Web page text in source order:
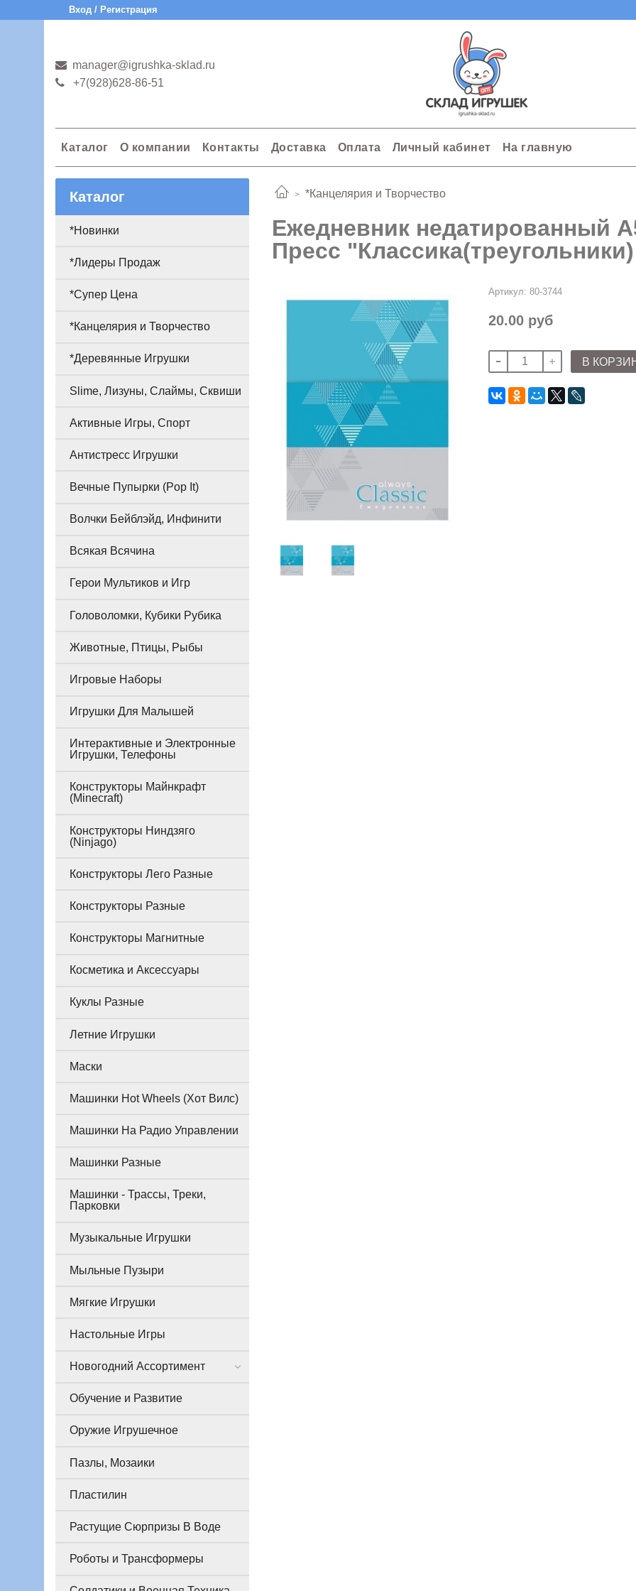
Вход / Регистрация
manager@igrushka-sklad.ru
+7(928)628-86-51
Каталог О компании Контакты Доставка Оплата Личный кабинет На главную
*Канцелярия и Творчество
Ежедневник недатированный
Пресс
Артикул: 80-3744
20.00 руб
В
Каталог
*Новинки
*Лидеры Продаж
*Супер Цена
*Канцелярия и Творчество
*Деревянные Игрушки
Slime, Лизуны, Слаймы, Сквиши
Активные Игры, Спорт
Антистресс Игрушки
Вечные Пупырки (Pop It)
Волчки Бейблэйд, Инфинити
Всякая Всячина
Герои Мультиков и Игр
Головоломки, Кубики Рубика
Животные, Птицы, Рыбы
Игровые Наборы
Игрушки Для Малышей
Интерактивные и Электронные
Игрушки, Телефоны
Конструкторы Майнкрафт
(Minecraft)
Конструкторы Ниндзяго
(Ninjago)
Конструкторы Лего Разные
Конструкторы Разные
Конструкторы Магнитные
Косметика и Аксессуары
Куклы Разные
Летние Игрушки
Маски
Машинки Hot Wheels (Хот Вилс)
Машинки На Радио Управлении
Машинки Разные
Машинки - Трассы, Треки,
Парковки
Музыкальные Игрушки
Мыльные Пузыри
Мягкие Игрушки
Настольные Игры
Новогодний Ассортимент
Обучение и Развитие
Оружие Игрушечное
Пазлы, Мозаики
Пластилин
Растущие Сюрпризы В Воде
Роботы и Трансформеры